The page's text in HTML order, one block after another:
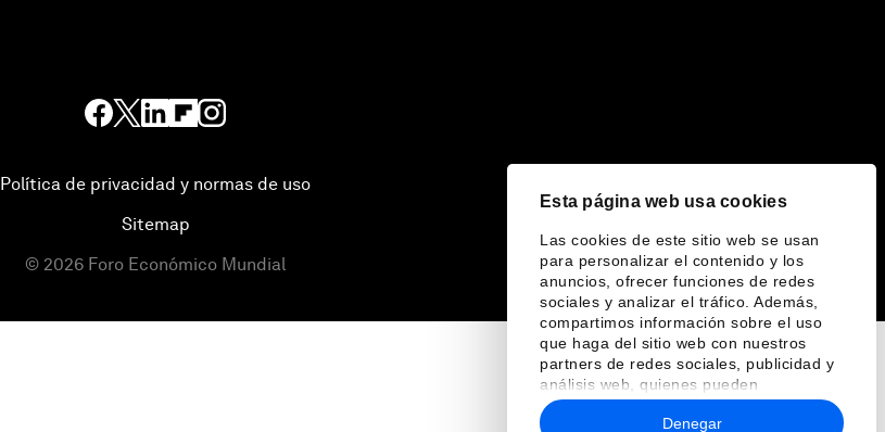
Esta página web usa cookies
Las cookies de este sitio web se usan
para personalizar el contenido y los
anuncios, ofrecer funciones de redes
sociales y analizar el tráfico. Además,
compartimos información sobre el uso
que haga del sitio web con nuestros
partners de redes sociales, publicidad y
análisis web, quienes pueden
combinarla con otra información que les
haya proporcionado o que hayan
Denegar
Política de privacidad y normas de uso
Sitemap
© 2026 Foro Económico Mundial